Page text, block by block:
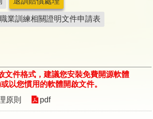
職業訓練相關證明文件申請表
文件格式，建議您安裝免費開源軟體
您慣用的軟體開啟文件。
原則
pdf